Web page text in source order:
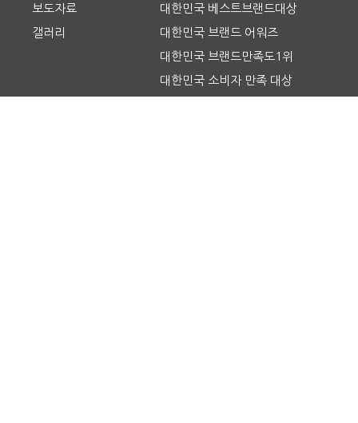
보도자료
갤러리
대한민국 베스트브랜드대상
대한민국 브랜드 어워즈
대한민국 브랜드만족도1위
대한민국 소비자 만족 대상